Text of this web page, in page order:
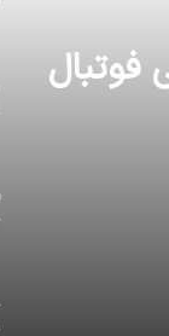
فوتبال